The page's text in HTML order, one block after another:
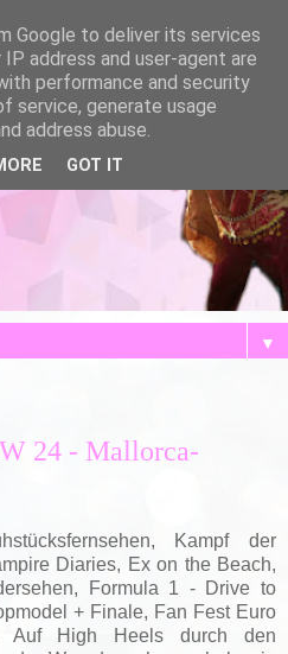
▼
24 - Mallorca-
Kampf der
Diaries, Ex on the Beach,
Formula 1 - Drive to
+ Finale, Fan Fest Euro
Auf High Heels durch den
Google to deliver its services
address and user-agent are
performance and security
service, generate usage
address abuse.
GOT IT